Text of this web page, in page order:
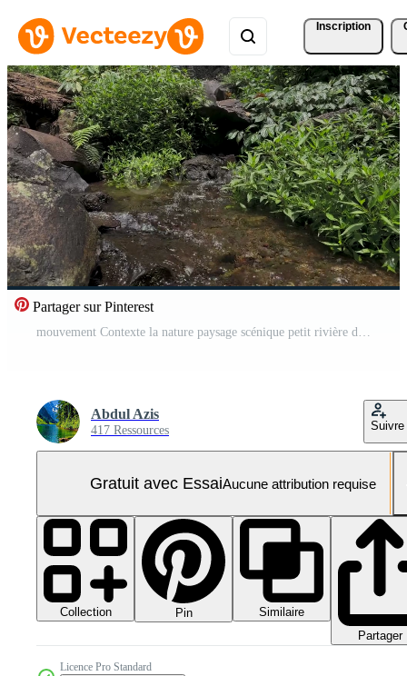
Inscription
Partager sur Pinterest
mouvement Contexte la nature paysage scénique petit rivière dans le forêt Vidéo Pro
Abdul Azis
417 Ressources Suivre
Gratuit avec EssaiAucune attribution requise
Collection Pin
Similaire
Partager
Licence Pro Standard